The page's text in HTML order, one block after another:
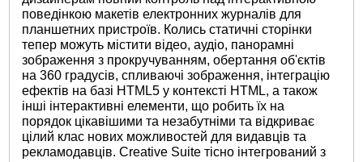
поведінкою макетів електронних журналів для
планшетних пристроїв. Колись статичні сторінки
тепер можуть містити відео, аудіо, панорамні
зображення з прокручуванням, обертання об'єктів
на 360 градусів, спливаючі зображення, інтеграцію
ефектів на базі HTML5 у контексті HTML, а також
інші інтерактивні елементи, що робить їх на
порядок цікавішими та незабутніми та відкриває
цілий клас нових можливостей для видавців та
рекламодавців. Creative Suite тісно інтегрований з